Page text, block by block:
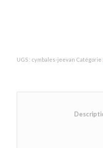
UGS : cymbales-jeevan Catégorie :